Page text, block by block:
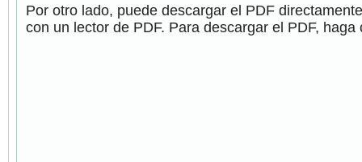
Por otro lado, puede descargar el PDF
con un lector de PDF. Para descargar el PDF,